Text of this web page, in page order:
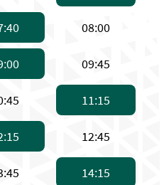
船上午7:40，普通渡轮 。
08:00上午8:00
船上午9:00，普通渡轮 。
09:45上午9:45
通渡轮 。备注：普通渡轮
上午10:45，高速船
11:15上午
船下午12:15，普通渡轮 。
12:45下午
渡轮 。备注：普通渡轮，
下午1:45，高速船
14:15下午2:15